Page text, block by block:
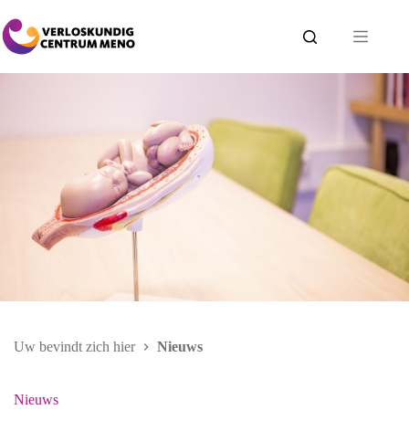
naar
de
inhoud
Uw bevindt zich hier Nieuws
Nieuws